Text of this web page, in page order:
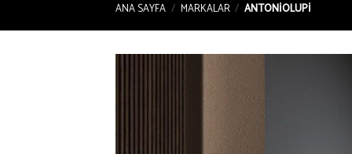
ANA SAYFA / MARKALAR / ANTONIOLUPI